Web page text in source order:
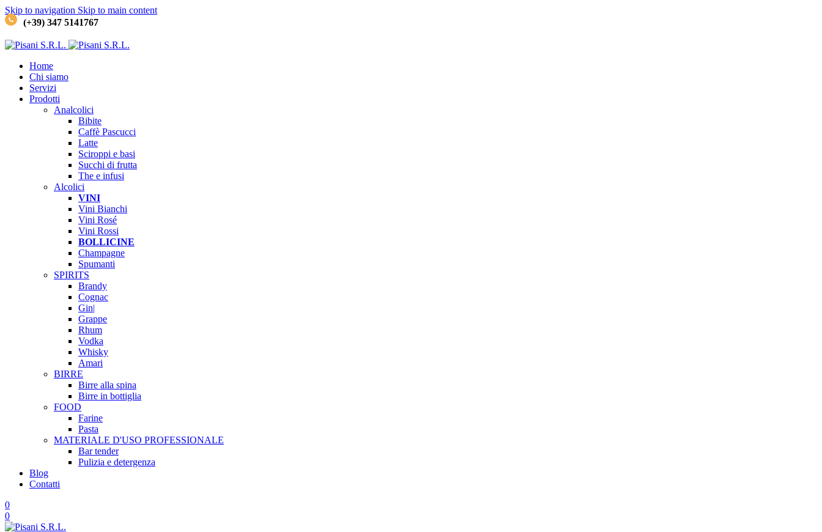
Skip to navigation Skip to main content
(+39) 347 5141767
Home
Chi siamo
Servizi
Prodotti
Analcolici
Bibite
Caffè Pascucci
Latte
Sciroppi e basi
Succhi di frutta
The e infusi
Alcolici
VINI
Vini Bianchi
Vini Rosé
Vini Rossi
BOLLICINE
Champagne
Spumanti
SPIRITS
Brandy
Cognac
Gin|
Grappe
Rhum
Vodka
Whisky
Amari
BIRRE
Birre alla spina
Birre in bottiglia
FOOD
Farine
Pasta
MATERIALE D'USO PROFESSIONALE
Bar tender
Pulizia e detergenza
Blog
Contatti
0
0